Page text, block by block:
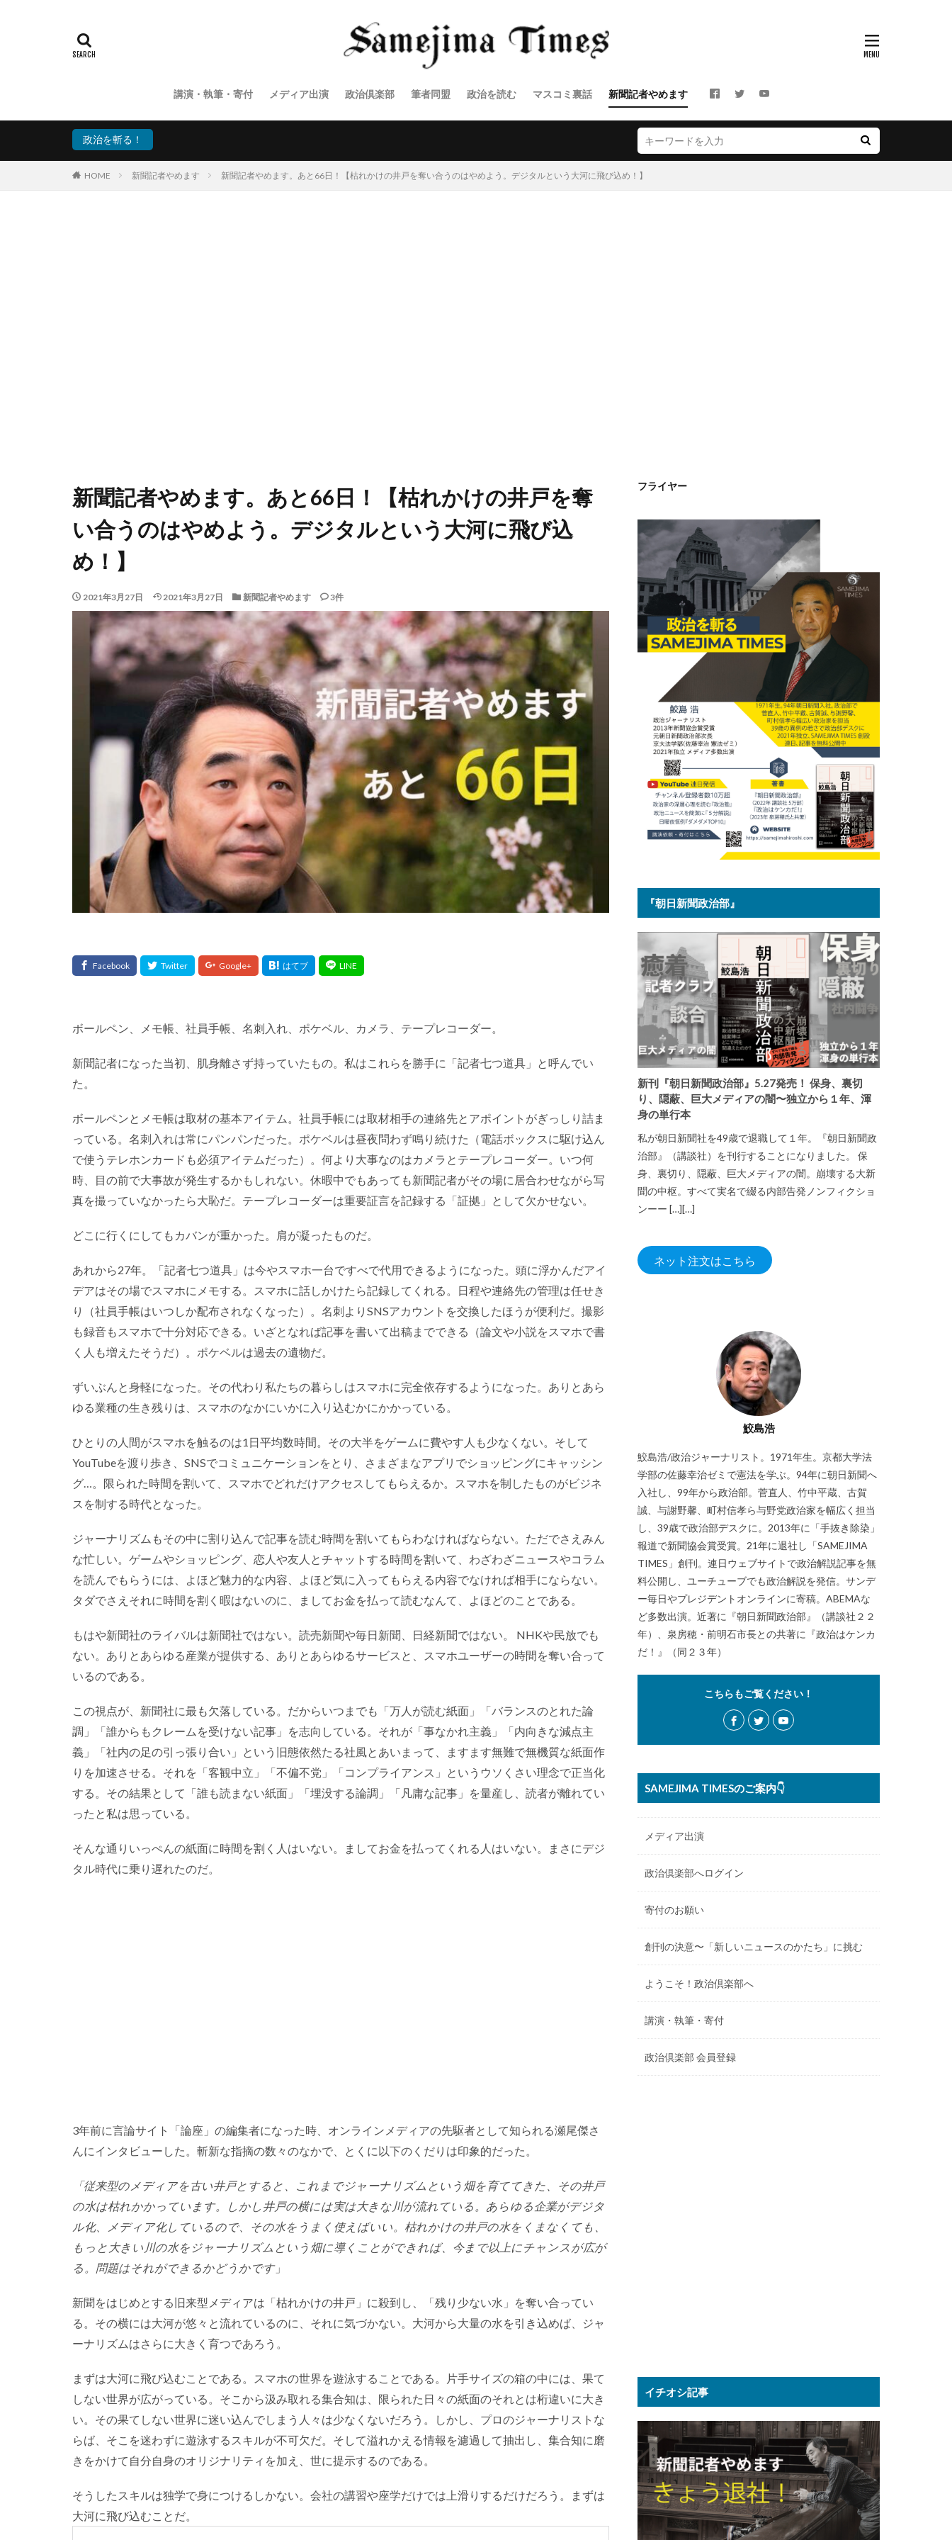
講演・執筆・寄付 メディア出演 政治倶楽部 筆者同盟 政治を読む マスコミ裏話 新聞記者やめます
政治を斬る！
HOME 新聞記者やめます 新聞記者やめます。あと66日！【枯れかけの井戸を奪い合うのはやめよう。デジタルという大河に飛び込め！】
新聞記者やめます。あと66日！【枯れかけの井戸を奪
い合うのはやめよう。デジタルという大河に飛び込
め！】
2021年3月27日 2021年3月27日 新聞記者やめます 3件
ボールペン、メモ帳、社員手帳、名刺入れ、ポケベル、カメラ、テープレコーダー。
新聞記者になった当初、肌身離さず持っていたもの。私はこれらを勝手に「記者七つ道具」と呼んでい
た。
ボールペンとメモ帳は取材の基本アイテム。社員手帳には取材相手の連絡先とアポイントがぎっしり詰ま
っている。名刺入れは常にパンパンだった。ポケベルは昼夜問わず鳴り続けた（電話ボックスに駆け込ん
で使うテレホンカードも必須アイテムだった）。何より大事なのはカメラとテープレコーダー。いつ何
時、目の前で大事故が発生するかもしれない。休暇中でもあっても新聞記者がその場に居合わせながら写
真を撮っていなかったら大恥だ。テープレコーダーは重要証言を記録する「証拠」として欠かせない。
どこに行くにしてもカバンが重かった。肩が凝ったものだ。
あれから27年。「記者七つ道具」は今やスマホ一台ですべで代用できるようになった。頭に浮かんだアイ
デアはその場でスマホにメモする。スマホに話しかけたら記録してくれる。日程や連絡先の管理は任せき
り（社員手帳はいつしか配布されなくなった）。名刺よりSNSアカウントを交換したほうが便利だ。撮影
も録音もスマホで十分対応できる。いざとなれば記事を書いて出稿までできる（論文や小説をスマホで書
く人も増えたそうだ）。ポケベルは過去の遺物だ。
ずいぶんと身軽になった。その代わり私たちの暮らしはスマホに完全依存するようになった。ありとあら
ゆる業種の生き残りは、スマホのなかにいかに入り込むかにかかっている。
ひとりの人間がスマホを触るのは1日平均数時間。その大半をゲームに費やす人も少なくない。そして
YouTubeを渡り歩き、SNSでコミュニケーションをとり、さまざまなアプリでショッピングにキャッシン
グ…。限られた時間を割いて、スマホでどれだけアクセスしてもらえるか。スマホを制したものがビジネ
スを制する時代となった。
ジャーナリズムもその中に割り込んで記事を読む時間を割いてもらわなければならない。ただでさえみん
な忙しい。ゲームやショッピング、恋人や友人とチャットする時間を割いて、わざわざニュースやコラム
を読んでもらうには、よほど魅力的な内容、よほど気に入ってもらえる内容でなければ相手にならない。
タダでさえそれに時間を割く暇はないのに、ましてお金を払って読むなんて、よほどのことである。
もはや新聞社のライバルは新聞社ではない。読売新聞や毎日新聞、日経新聞ではない。 NHKや民放でも
ない。ありとあらゆる産業が提供する、ありとあらゆるサービスと、スマホユーザーの時間を奪い合って
いるのである。
この視点が、新聞社に最も欠落している。だからいつまでも「万人が読む紙面」「バランスのとれた論
調」「誰からもクレームを受けない記事」を志向している。それが「事なかれ主義」「内向きな減点主
義」「社内の足の引っ張り合い」という旧態依然たる社風とあいまって、ますます無難で無機質な紙面作
りを加速させる。それを「客観中立」「不偏不党」「コンプライアンス」というウソくさい理念で正当化
する。その結果として「誰も読まない紙面」「埋没する論調」「凡庸な記事」を量産し、読者が離れてい
ったと私は思っている。
そんな通りいっぺんの紙面に時間を割く人はいない。ましてお金を払ってくれる人はいない。まさにデジ
タル時代に乗り遅れたのだ。
3年前に言論サイト「論座」の編集者になった時、オンラインメディアの先駆者として知られる瀬尾傑さ
んにインタビューした。斬新な指摘の数々のなかで、とくに以下のくだりは印象的だった。
「従来型のメディアを古い井戸とすると、これまでジャーナリズムという畑を育ててきた、その井戸
の水は枯れかかっています。しかし井戸の横には実は大きな川が流れている。あらゆる企業がデジタ
ル化、メディア化しているので、その水をうまく使えばいい。枯れかけの井戸の水をくまなくても、
もっと大きい川の水をジャーナリズムという畑に導くことができれば、今まで以上にチャンスが広が
る。問題はそれができるかどうかです」
新聞をはじめとする旧来型メディアは「枯れかけの井戸」に殺到し、「残り少ない水」を奪い合ってい
る。その横には大河が悠々と流れているのに、それに気づかない。大河から大量の水を引き込めば、ジャ
ーナリズムはさらに大きく育つであろう。
まずは大河に飛び込むことである。スマホの世界を遊泳することである。片手サイズの箱の中には、果て
しない世界が広がっている。そこから汲み取れる集合知は、限られた日々の紙面のそれとは桁違いに大き
い。その果てしない世界に迷い込んでしまう人々は少なくないだろう。しかし、プロのジャーナリストな
らば、そこを迷わずに遊泳するスキルが不可欠だ。そして溢れかえる情報を濾過して抽出し、集合知に磨
きをかけて自分自身のオリジナリティを加え、世に提示するのである。
そうしたスキルは独学で身につけるしかない。会社の講習や座学だけでは上滑りするだけだろう。まずは
大河に飛び込むことだ。
フライヤー
『朝日新聞政治部』
新刊『朝日新聞政治部』5.27発売！ 保身、裏切
り、隠蔽、巨大メディアの闇〜独立から１年、渾
身の単行本
私が朝日新聞社を49歳で退職して１年。『朝日新聞政
治部』（講談社）を刊行することになりました。 保
身、裏切り、隠蔽、巨大メディアの闇。崩壊する大新
聞の中枢。すべて実名で綴る内部告発ノンフィクショ
ンーー […][…]
ネット注文はこちら
鮫島浩
鮫島浩/政治ジャーナリスト。1971年生。京都大学法
学部の佐藤幸治ゼミで憲法を学ぶ。94年に朝日新聞へ
入社し、99年から政治部。菅直人、竹中平蔵、古賀
誠、与謝野馨、町村信孝ら与野党政治家を幅広く担当
し、39歳で政治部デスクに。2013年に「手抜き除染」
報道で新聞協会賞受賞。21年に退社し「SAMEJIMA
TIMES」創刊。連日ウェブサイトで政治解説記事を無
料公開し、ユーチューブでも政治解説を発信。サンデ
ー毎日やプレジデントオンラインに寄稿。ABEMAな
ど多数出演。近著に『朝日新聞政治部』（講談社２２
年）、泉房穂・前明石市長との共著に『政治はケンカ
だ！』（同２３年）
こちらもご覧ください！
SAMEJIMA TIMESのご案内👇
メディア出演
政治倶楽部へログイン
寄付のお願い
創刊の決意〜「新しいニュースのかたち」に挑む
ようこそ！政治倶楽部へ
講演・執筆・寄付
政治倶楽部 会員登録
イチオシ記事